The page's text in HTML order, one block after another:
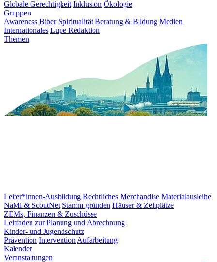
Globale Gerechtigkeit Inklusion Ökologie
Gruppen
Awareness Biber Spiritualität Beratung & Bildung Medien
Internationales Lupe Redaktion
Themen
Leiter*innen-Ausbildung Rechtliches Merchandise Materialausleihe
NaMi & ScoutNet Stamm gründen Häuser & Zeltplätze
ZEMs, Finanzen & Zuschüsse
Leitfaden zur Planung und Abrechnung
Kinder- und Jugendschutz
Prävention Intervention Aufarbeitung
Kalender
Veranstaltungen